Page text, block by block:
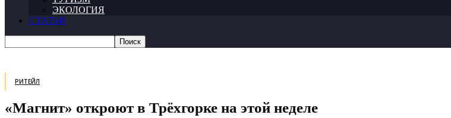
ЭКОЛОГИЯ
СТАТЬИ
РИТЕЙЛ
«Магнит» откроют в Трёхгорке на этой неделе